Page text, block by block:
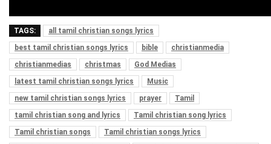
TAGS:
all tamil christian songs lyrics
best tamil christian songs lyrics
bible
christianmedia
christianmedias
christmas
God Medias
latest tamil christian songs lyrics
Music
new tamil christian songs lyrics
prayer
Tamil
tamil christian song and lyrics
Tamil christian song lyrics
Tamil christian songs
Tamil christian songs lyrics